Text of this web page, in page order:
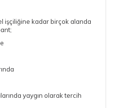
işçiliğine kadar birçok alanda
yaygın olarak tercih